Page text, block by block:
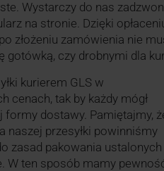
Wystarczy do nas
na stronie. Dzięki
złożeniu zamówienia nie
gotówką, czy drobnymi dla
kurierem GLS w
cenach, tak by każdy mógł
formy dostawy. Pamiętajmy,
naszej przesyłki powinniśmy
zasad pakowania ustalonych
W ten sposób mamy